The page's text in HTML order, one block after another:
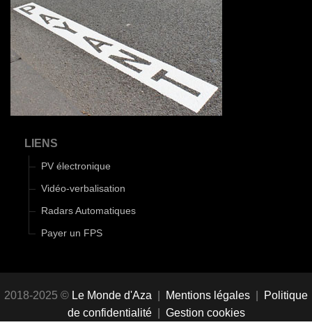
LIENS
PV électronique
Vidéo-verbalisation
Radars Automatiques
Payer un FPS
2018-2025 © Le Monde d'Aza Mentions légales
Politique
de confidentialité| Gestion cookies